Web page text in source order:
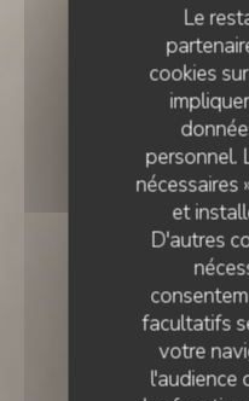
Le
cookies
personnel.
nécessaires
et
D'autres
facultatifs
votre
l'audience